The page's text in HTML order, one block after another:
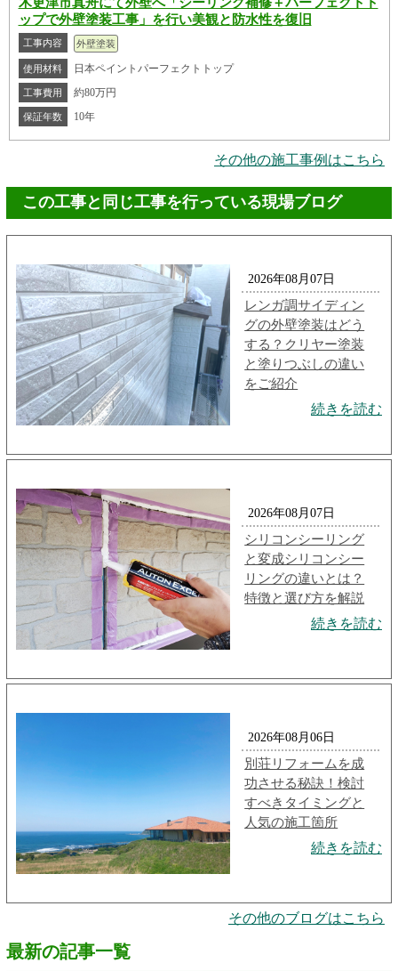
ップで外壁塗装工事」を行い美観と防水性を復旧
工事内容 外壁塗装
使用材料 日本ペイントパーフェクトトップ
工事費用 約80万円
保証年数 10年
その他の施工事例はこちら
この工事と同じ工事を行っている現場ブログ
2026年08月07日
レンガ調サイディン
グの外壁塗装はどう
する？クリヤー塗装
と塗りつぶしの違い
をご紹介
続きを読む
2026年08月07日
シリコンシーリング
と変成シリコンシー
リングの違いとは？
特徴と選び方を解説
続きを読む
2026年08月06日
別荘リフォームを成
功させる秘訣！検討
すべきタイミングと
人気の施工箇所
続きを読む
その他のブログはこちら
最新の記事一覧